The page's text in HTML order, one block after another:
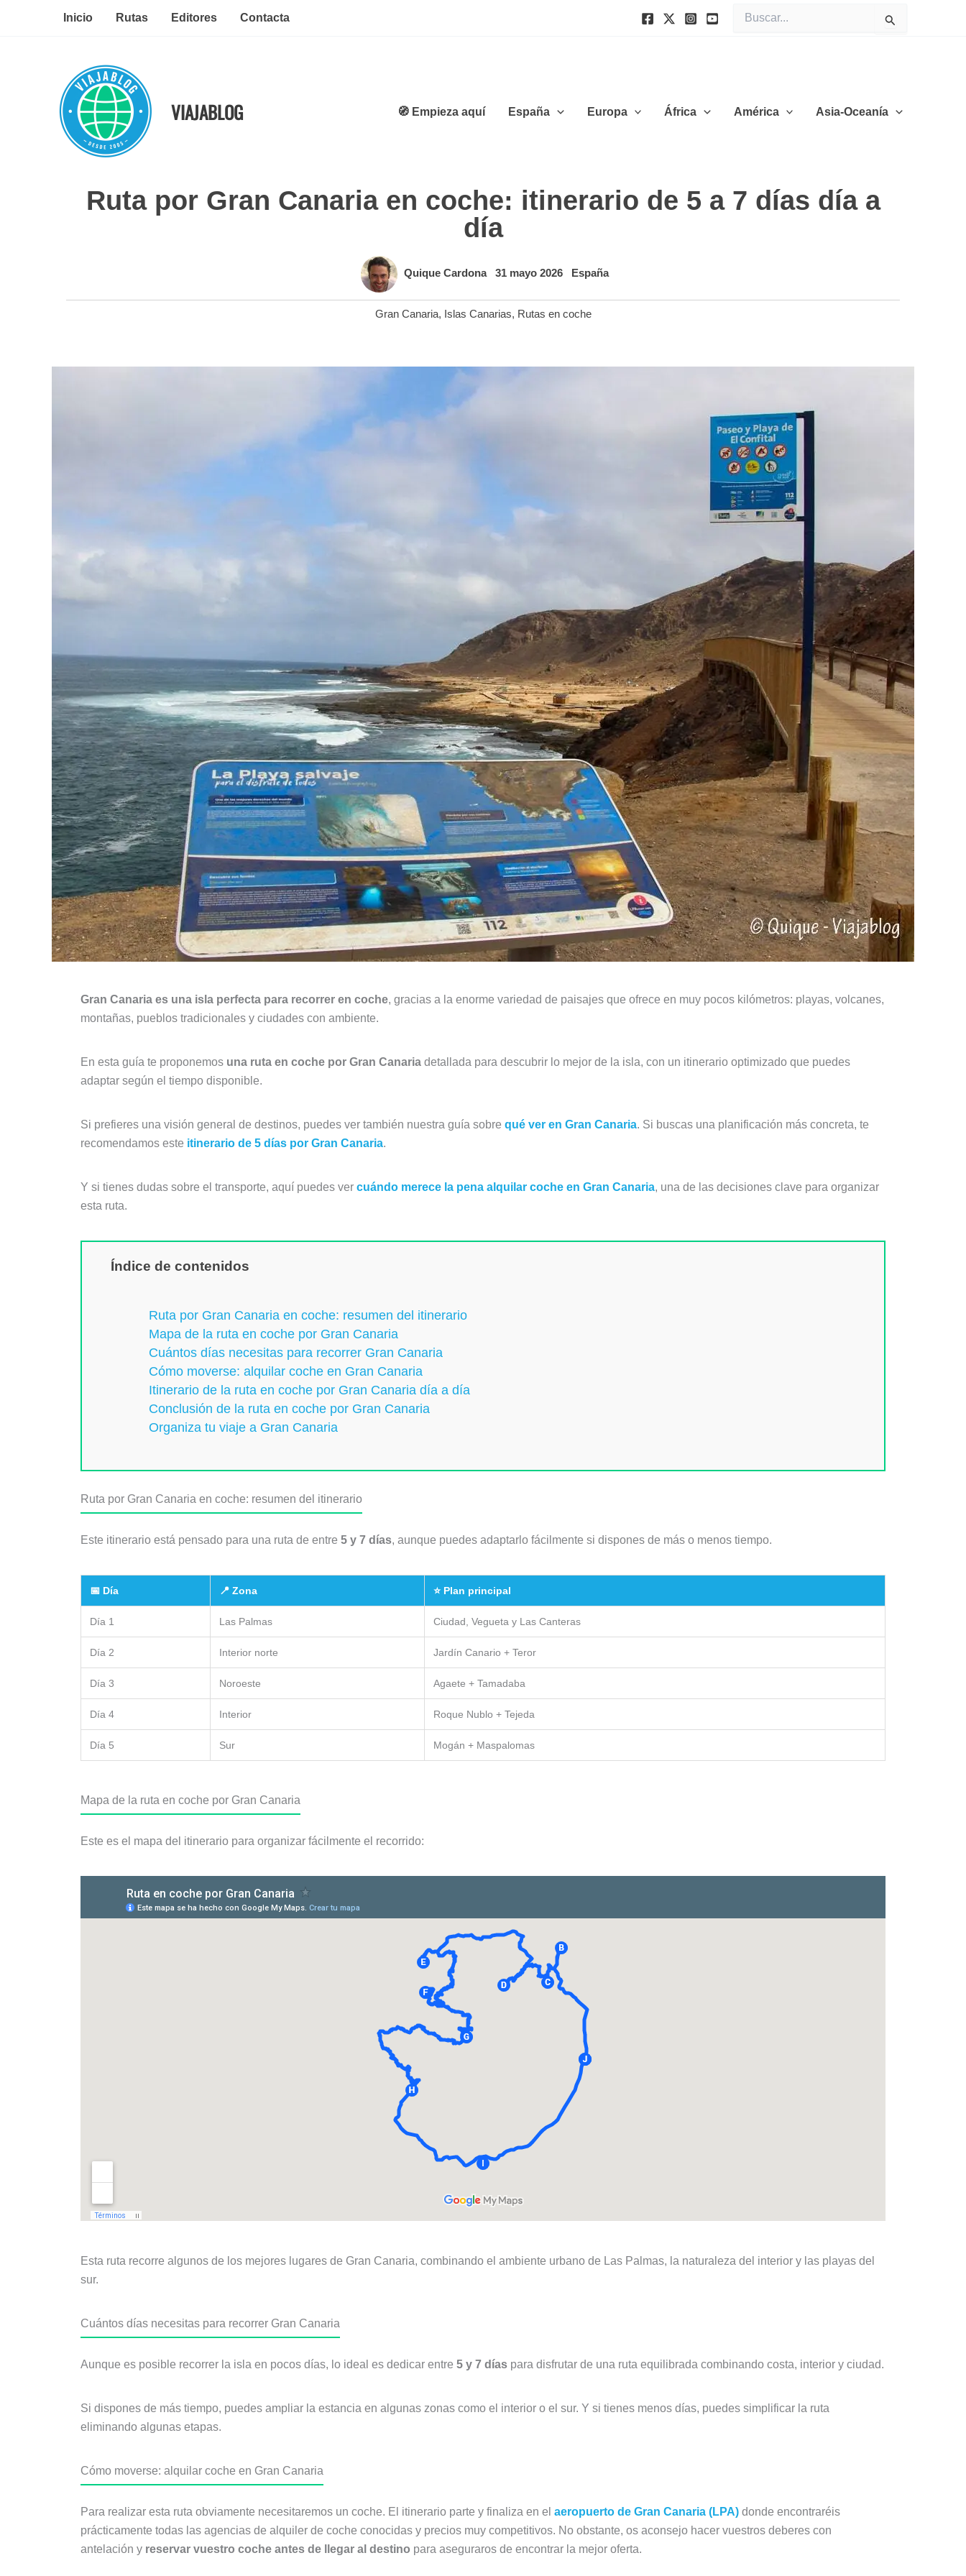
Inicio Rutas Editores Contacta
por:
VIAJABLOG 🧭 Empieza aquí España Europa África América Asia-Oceanía
Ruta por Gran Canaria en coche: itinerario de 5 a 7 días día a
día
Quique Cardona 31 mayo 2026 España
Gran Canaria, Islas Canarias, Rutas en coche
Gran Canaria es una isla perfecta para recorrer en coche, gracias a la enorme variedad de paisajes que ofrece en muy pocos kilómetros: playas, volcanes,
montañas, pueblos tradicionales y ciudades con ambiente.
En esta guía te proponemos una ruta en coche por Gran Canaria detallada para descubrir lo mejor de la isla, con un itinerario optimizado que puedes
adaptar según el tiempo disponible.
Si prefieres una visión general de destinos, puedes ver también nuestra guía sobre qué ver en Gran Canaria. Si buscas una planificación más concreta, te
recomendamos este itinerario de 5 días por Gran Canaria.
Y si tienes dudas sobre el transporte, aquí puedes ver cuándo merece la pena alquilar coche en Gran Canaria, una de las decisiones clave para organizar
esta ruta.
Índice de contenidos
Ruta por Gran Canaria en coche: resumen del itinerario
Mapa de la ruta en coche por Gran Canaria
Cuántos días necesitas para recorrer Gran Canaria
Cómo moverse: alquilar coche en Gran Canaria
Itinerario de la ruta en coche por Gran Canaria día a día
Conclusión de la ruta en coche por Gran Canaria
Organiza tu viaje a Gran Canaria
Ruta por Gran Canaria en coche: resumen del itinerario
Este itinerario está pensado para una ruta de entre 5 y 7 días, aunque puedes adaptarlo fácilmente si dispones de más o menos tiempo.
📅 Día 📍 Zona ⭐ Plan principal
Día 1 Las Palmas Ciudad, Vegueta y Las Canteras
Día 2 Interior norte Jardín Canario + Teror
Día 3 Noroeste Agaete + Tamadaba
Día 4 Interior Roque Nublo + Tejeda
Día 5 Sur Mogán + Maspalomas
Mapa de la ruta en coche por Gran Canaria
Este es el mapa del itinerario para organizar fácilmente el recorrido:
Esta ruta recorre algunos de los mejores lugares de Gran Canaria, combinando el ambiente urbano de Las Palmas, la naturaleza del interior y las playas del
sur.
Cuántos días necesitas para recorrer Gran Canaria
Aunque es posible recorrer la isla en pocos días, lo ideal es dedicar entre 5 y 7 días para disfrutar de una ruta equilibrada combinando costa, interior y ciudad.
Si dispones de más tiempo, puedes ampliar la estancia en algunas zonas como el interior o el sur. Y si tienes menos días, puedes simplificar la ruta
eliminando algunas etapas.
Cómo moverse: alquilar coche en Gran Canaria
Para realizar esta ruta obviamente necesitaremos un coche. El itinerario parte y finaliza en el aeropuerto de Gran Canaria (LPA) donde encontraréis
prácticamente todas las agencias de alquiler de coche conocidas y precios muy competitivos. No obstante, os aconsejo hacer vuestros deberes con
antelación y reservar vuestro coche antes de llegar al destino para aseguraros de encontrar la mejor oferta.